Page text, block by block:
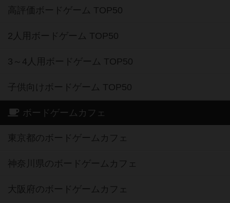
高評価ボードゲーム TOP50
2人用ボードゲーム TOP50
3～4人用ボードゲーム TOP50
子供向けボードゲーム TOP50
ボードゲームカフェ
東京都のボードゲームカフェ
神奈川県のボードゲームカフェ
大阪府のボードゲームカフェ